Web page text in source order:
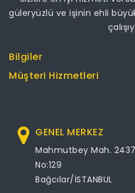
güleryüzlü ve işinin ehli
Bilgiler
Müşteri Hizmetleri
GENEL MERKEZ
Mahmutbey Mah.
No:129
Bağcılar/İSTANBUL